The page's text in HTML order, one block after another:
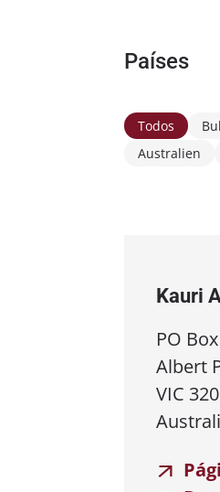
Países
Todos
Australien
Kauri
PO
Albert
VIC